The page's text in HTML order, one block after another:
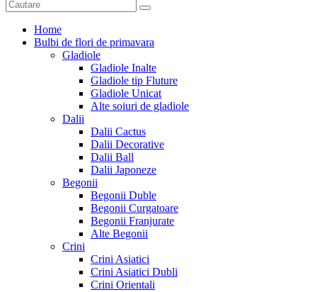
Home
Bulbi de flori de primavara
Gladiole
Gladiole Inalte
Gladiole tip Fluture
Gladiole Unicat
Alte soiuri de gladiole
Dalii
Dalii Cactus
Dalii Decorative
Dalii Ball
Dalii Japoneze
Begonii
Begonii Duble
Begonii Curgatoare
Begonii Franjurate
Alte Begonii
Crini
Crini Asiatici
Crini Asiatici Dubli
Crini Orientali